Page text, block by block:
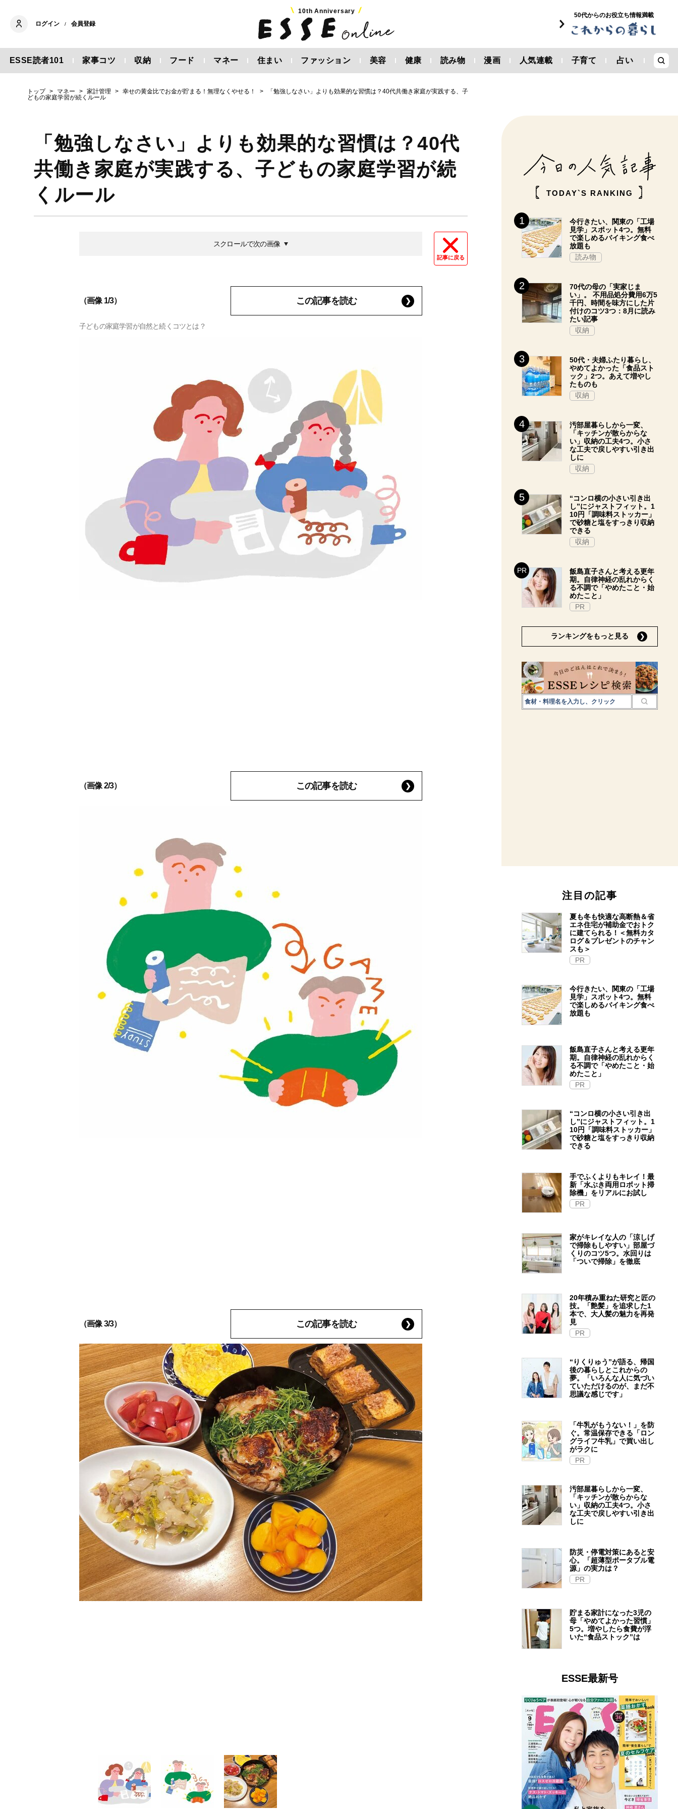
ログイン / 会員登録
10th Anniversary
50代からのお役立ち情報満載
ESSE読者101 家事コツ 収納 フード マネー 住まい ファッション 美容 健康 読み物 漫画 人気連載 子育て 占い
トップ マネー 家計管理 幸せの黄金比でお金が貯まる！無理なくやせる！
「勉強しなさい」よりも効果的な習慣は？40代共働き家庭が実践する、子
どもの家庭学習が続くルール
「勉強しなさい」よりも効果的な習慣は？40代
共働き家庭が実践する、子どもの家庭学習が続
くルール
記事に戻る
スクロールで次の画像
（画像 1/3） この記事を読む
子どもの家庭学習が自然と続くコツとは？
（画像 2/3） この記事を読む
（画像 3/3） この記事を読む
TODAY`S RANKING
今行きたい、関東の「工場
見学」スポット4つ。無料
で楽しめるバイキング食べ
放題も
読み物
70代の母の「実家じま
い」。 不用品処分費用6万5
千円、時間を味方にした片
付けのコツ3つ：8月に読み
たい記事
収納
50代・夫婦ふたり暮らし、
やめてよかった「食品スト
ック」2つ。あえて増やし
たものも
収納
汚部屋暮らしから一変、
「キッチンが散らからな
い」収納の工夫4つ。小さ
な工夫で戻しやすい引き出
しに
収納
“コンロ横の小さい引き出
し”にジャストフィット。1
10円「調味料ストッカー」
で砂糖と塩をすっきり収納
できる
収納
飯島直子さんと考える更年
期。自律神経の乱れからく
る不調で「やめたこと・始
めたこと」
PR
ランキングをもっと見る
注目の記事
夏も冬も快適な高断熱＆省
エネ住宅が補助金でおトク
に建てられる！＜無料カタ
ログ＆プレゼントのチャン
スも＞
PR
今行きたい、関東の「工場
見学」スポット4つ。無料
で楽しめるバイキング食べ
放題も
飯島直子さんと考える更年
期。自律神経の乱れからく
る不調で「やめたこと・始
めたこと」
PR
“コンロ横の小さい引き出
し”にジャストフィット。1
10円「調味料ストッカー」
で砂糖と塩をすっきり収納
できる
手でふくよりもキレイ！最
新「水ぶき両用ロボット掃
除機」をリアルにお試し
PR
家がキレイな人の「涼しげ
で掃除もしやすい」部屋づ
くりのコツ5つ。水回りは
「ついで掃除」を徹底
20年積み重ねた研究と匠の
技。「艶髪」を追求した1
本で、大人髪の魅力を再発
見
PR
“りくりゅう”が語る、帰国
後の暮らしとこれからの
夢。「いろんな人に気づい
ていただけるのが、まだ不
思議な感じです」
「牛乳がもうない！」を防
ぐ。常温保存できる「ロン
グライフ牛乳」で買い出し
がラクに
PR
汚部屋暮らしから一変、
「キッチンが散らからな
い」収納の工夫4つ。小さ
な工夫で戻しやすい引き出
しに
防災・停電対策にあると安
心。「超薄型ポータブル電
源」の実力は？​
PR
貯まる家計になった3児の
母「やめてよかった習慣」
5つ。増やしたら食費が浮
いた“食品ストック”は
ESSE最新号